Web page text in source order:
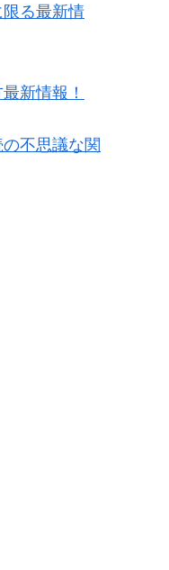
る最新情
新情報！
不思議な関